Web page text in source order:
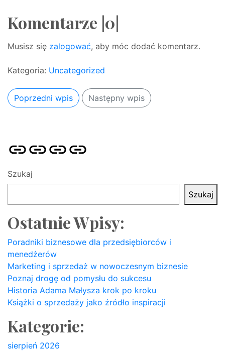
Komentarze |0|
Musisz się zalogować, aby móc dodać komentarz.
Kategoria: Uncategorized
Poprzedni wpis Następny wpis
Strona
główna
Pozycjonowanie
Stron
SKLEP
SEO
BLOG
Szukaj
Szukaj
Ostatnie Wpisy:
Poradniki biznesowe dla przedsiębiorców i
menedżerów
Marketing i sprzedaż w nowoczesnym biznesie
Poznaj drogę od pomysłu do sukcesu
Historia Adama Małysza krok po kroku
Książki o sprzedaży jako źródło inspiracji
Kategorie:
sierpień 2026